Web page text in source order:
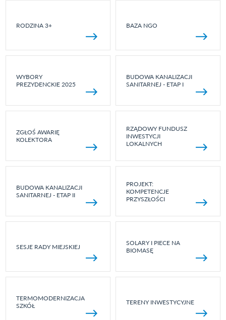
RODZINA 3+ BAZA NGO
WYBORY
PREZYDENCKIE 2025
BUDOWA KANALIZACJI
SANITARNEJ - ETAP I
ZGŁOŚ AWARIĘ
KOLEKTORA
RZĄDOWY FUNDUSZ
INWESTYCJI
LOKALNYCH
BUDOWA KANALIZACJI
SANITARNEJ - ETAP II
PROJEKT:
KOMPETENCJE
PRZYSZŁOŚCI
SESJE RADY MIEJSKIEJ
SOLARY I PIECE NA
BIOMASĘ
TERMOMODERNIZACJA
SZKÓŁ
TERENY INWESTYCYJNE